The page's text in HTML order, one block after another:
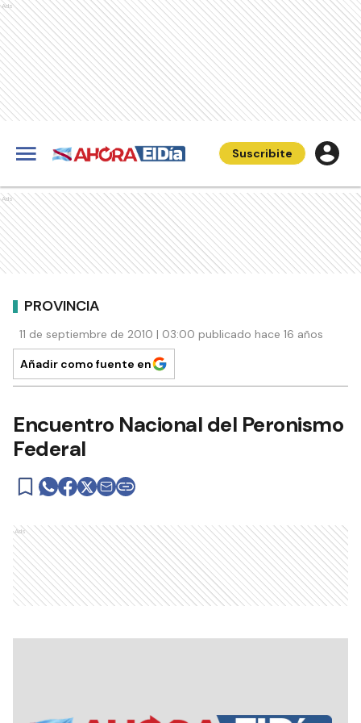
Ads
Suscribite
Ads
PROVINCIA
11 de septiembre de 2010 | 03:00 publicado hace 16 años
Añadir como fuente en
Encuentro Nacional del Peronismo
Federal
Ads